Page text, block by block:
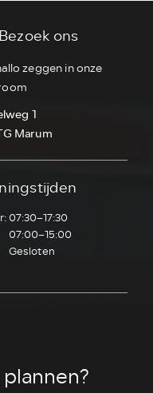
Bezoek ons
zeggen in onze
1
Marum
07:30–17:30
07:00–15:00
Gesloten